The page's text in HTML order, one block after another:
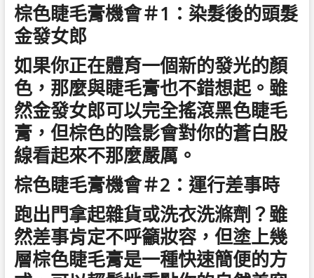
棕色睫毛膏機會＃1：染髮後的頭髮
金發女郎
如果你正在體育一個新的發光的顏
色，那麼與睫毛膏也不錯想起。雖
然金發女郎可以完全搖滾黑色睫毛
膏，但棕色的陰影會對你的蒼白股
線看起來不那麼嚴厲。
棕色睫毛膏機會＃2：運行差事時
跑出門拿起雜貨或洗衣洗滌劑？雖
然差事肯定不呼籲妝容，但塗上幾
層棕色睫毛膏是一種快速簡便的方